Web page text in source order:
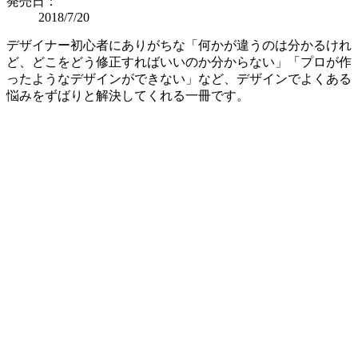
2018/7/20
デザイナー初心者にありがちな「何かが違うのは分かるけれ
ど、どこをどう修正すればいいのか分からない」「プロが作
ったようなデザインができない」など、デザインでよくある
悩みをずばりと解決してくれる一冊です。